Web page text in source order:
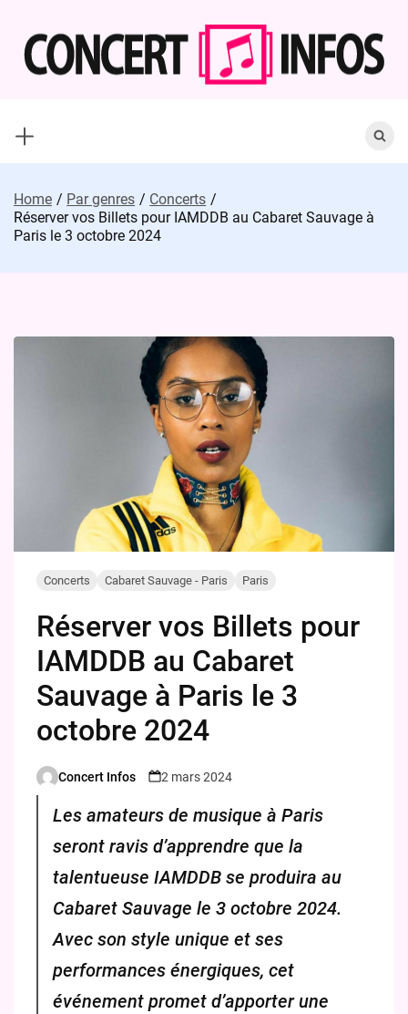
content
for:
Home Par genres
Concerts
Réserver vos Billets pour IAMDDB au Cabaret Sauvage à
Paris le 3 octobre 2024
Concerts Cabaret Sauvage - Paris Paris
Réserver vos Billets pour
IAMDDB au Cabaret
Sauvage à Paris le 3
octobre 2024
Posted
Concert Infos 2 mars 2024
Les amateurs de musique à Paris
seront ravis d’apprendre que la
talentueuse IAMDDB se produira au
Cabaret Sauvage le 3 octobre 2024.
Avec son style unique et ses
performances énergiques, cet
événement promet d’apporter une